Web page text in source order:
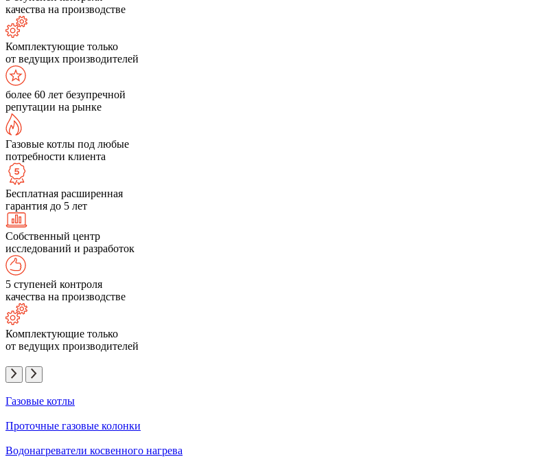
качества на производстве
Комплектующие только
от ведущих производителей
более 60 лет безупречной
репутации на рынке
Газовые котлы под любые
потребности клиента
Бесплатная расширенная
гарантия до 5 лет
Собственный центр
исследований и разработок
5 ступеней контроля
качества на производстве
Комплектующие только
от ведущих производителей
Газовые котлы
Проточные газовые колонки
Водонагреватели косвенного нагрева